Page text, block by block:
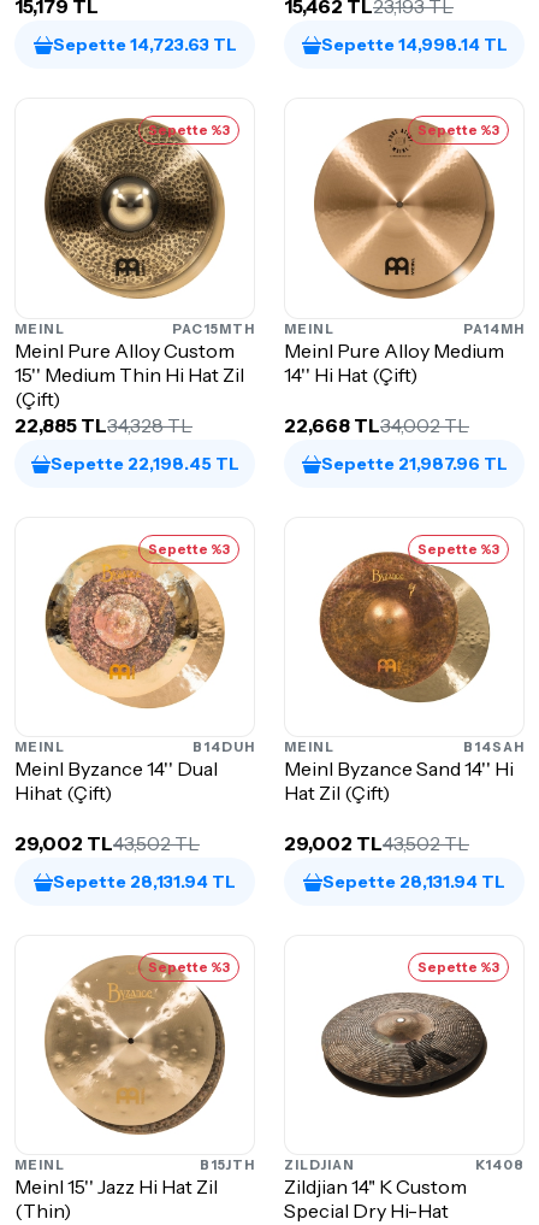
15,179 TL
Sepette 14,723.63 TL
15,462 TL23,193 TL
Sepette 14,998.14 TL
Sepette %3
MEINL PAC15MTH
Meinl Pure Alloy Custom
15'' Medium Thin Hi Hat Zil
(Çift)
22,885 TL34,328 TL
Sepette 22,198.45 TL
Sepette %3
MEINL PA14MH
Meinl Pure Alloy Medium
14'' Hi Hat (Çift)
22,668 TL34,002 TL
Sepette 21,987.96 TL
Sepette %3
MEINL B14DUH
Meinl Byzance 14'' Dual
Hihat (Çift)
29,002 TL43,502 TL
Sepette 28,131.94 TL
Sepette %3
MEINL B14SAH
Meinl Byzance Sand 14'' Hi
Hat Zil (Çift)
29,002 TL43,502 TL
Sepette 28,131.94 TL
Sepette %3
MEINL B15JTH
Meinl 15'' Jazz Hi Hat Zil
(Thin)
Sepette %3
ZILDJIAN K1408
Zildjian 14" K Custom
Special Dry Hi-Hat